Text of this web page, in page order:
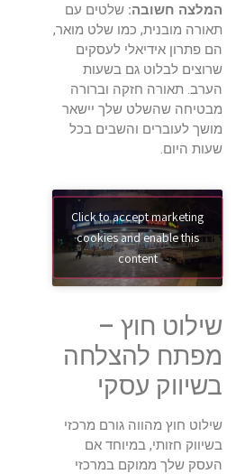
המלצה חשובה: שלטים עם
תאורה מובנית, כמו שלט מואר,
הם פתרון אידיאלי לעסקים
שרוצים לבלוט גם בשעות
הערב. תאורה חזקה וברורה
מבטיחה שהשלט שלך יישאר
מושך לעוברים והשבים בכל
שעות היום.
Click to accept marketing
cookies and enable this
content
שילוט חוץ –
מפתח להצלחה
בשיווק עסקי
שילוט חוץ מהווה גורם מרכזי
בשיווק חזותי, במיוחד אם
העסק שלך ממוקם במרכזי